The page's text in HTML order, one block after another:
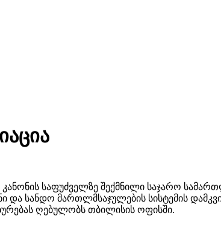
საფუძველზე შექმნილი საჯარო
და სანდო მართლმსაჯულების სისტემის
ღებულობს თბილისის ოფისში.